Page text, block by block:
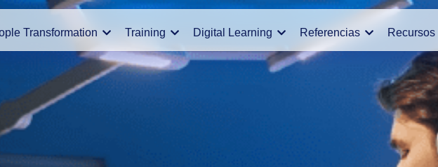
Transformation Training Digital Learning Referencias Recursos